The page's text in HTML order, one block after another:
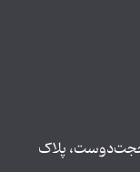
حجت‌دوست، پلاک